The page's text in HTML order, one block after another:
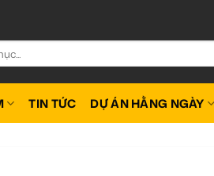
TIN TỨC DỰ ÁN HẰNG NGÀY